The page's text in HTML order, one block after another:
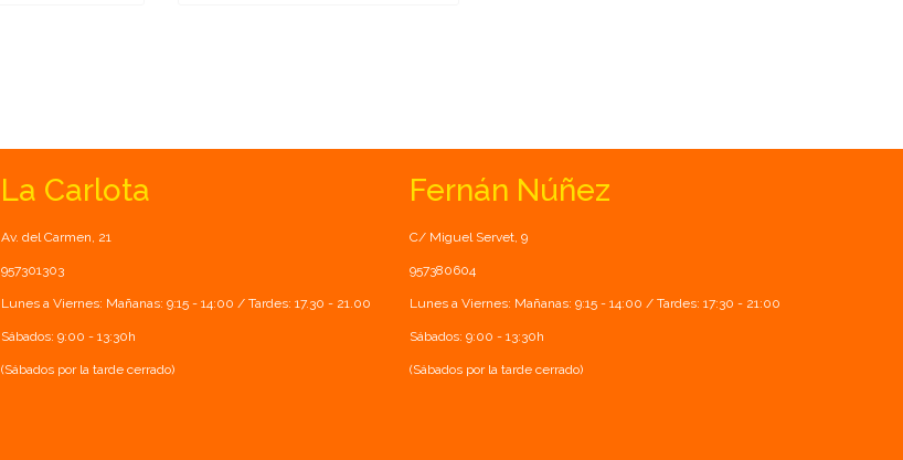
La Carlota
Av. del Carmen, 21
957301303
Lunes a Viernes: Mañanas: 9:15 - 14:00 / Tardes: 17.30 - 21.00
Sábados: 9:00 - 13:30h
(Sábados por la tarde cerrado)
Fernán Núñez
C/ Miguel Servet, 9
957380604
Lunes a Viernes: Mañanas: 9:15 - 14:00 / Tardes: 17:30 - 21:00
Sábados: 9:00 - 13:30h
(Sábados por la tarde cerrado)